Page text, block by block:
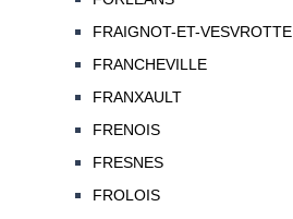
FRAIGNOT-ET-VESVROTTE
FRANCHEVILLE
FRANXAULT
FRENOIS
FRESNES
FROLOIS